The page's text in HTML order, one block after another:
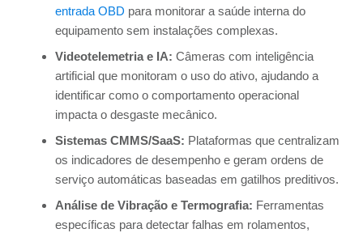
entrada OBD para monitorar a saúde interna do
equipamento sem instalações complexas.
Videotelemetria e IA: Câmeras com inteligência
artificial que monitoram o uso do ativo, ajudando a
identificar como o comportamento operacional
impacta o desgaste mecânico.
Sistemas CMMS/SaaS: Plataformas que centralizam
os indicadores de desempenho e geram ordens de
serviço automáticas baseadas em gatilhos preditivos.
Análise de Vibração e Termografia: Ferramentas
específicas para detectar falhas em rolamentos,